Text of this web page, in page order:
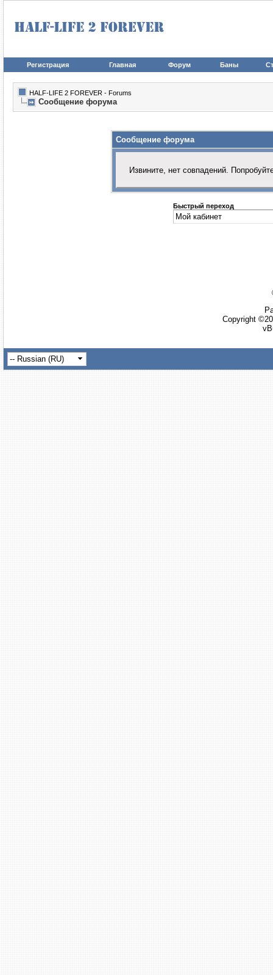
Регистрация Главная Форум Баны
HALF-LIFE 2 FOREVER - Forums
Сообщение форума
Сообщение форума
Извините, нет совпадений.
Быстрый переход
Copyright